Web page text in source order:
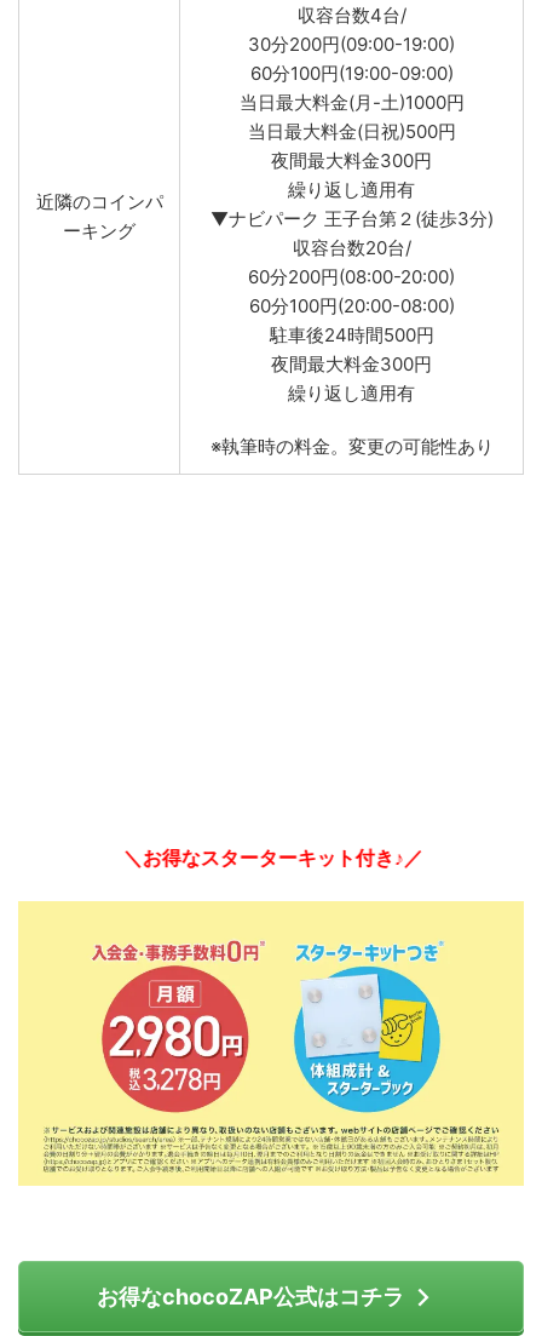
近隣のコインパ
ーキング
収容台数4台/
30分200円(09:00-19:00)
60分100円(19:00-09:00)
当日最大料金(月-土)1000円
当日最大料金(日祝)500円
夜間最大料金300円
繰り返し適用有
▼ナビパーク 王子台第２(徒歩3分)
収容台数20台/
60分200円(08:00-20:00)
60分100円(20:00-08:00)
駐車後24時間500円
夜間最大料金300円
繰り返し適用有
※執筆時の料金。変更の可能性あり
＼お得なスターターキット付き♪／
お得なchocoZAP公式はコチラ